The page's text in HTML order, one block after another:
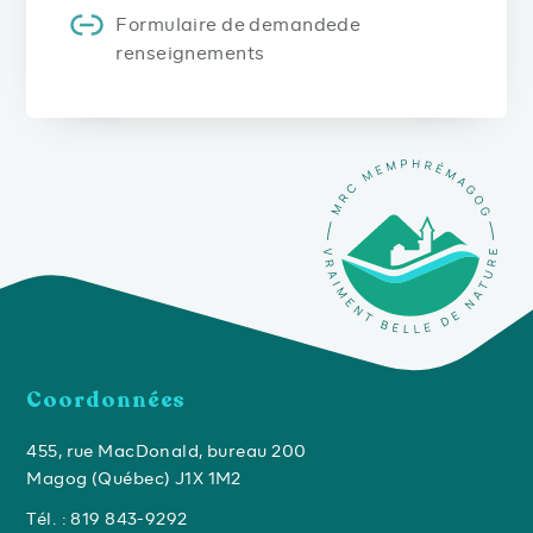
Formulaire de demandede
renseignements
Coordonnées
455, rue MacDonald, bureau 200
Magog (Québec) J1X 1M2
Tél. : 819 843-9292